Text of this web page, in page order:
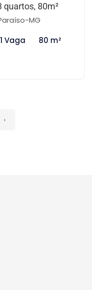
80m²
MG
1 Vaga 80 m²
›